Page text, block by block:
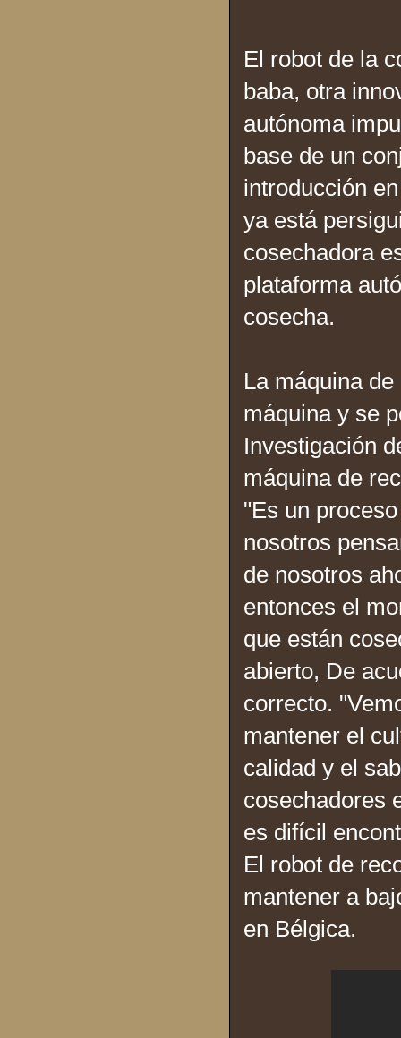
El robot de la
baba, otra
autónoma
base de un
introducción
ya está
cosechadora
plataforma
cosecha.
La máquina
máquina y se
Investigación
máquina de
"Es un
nosotros
de nosotros
entonces el
que están
abierto, De
correcto.
mantener el
calidad y el
cosechadores
es difícil
El robot de
mantener a
en Bélgica.